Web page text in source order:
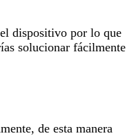
dispositivo por lo que
solucionar fácilmente
de esta manera